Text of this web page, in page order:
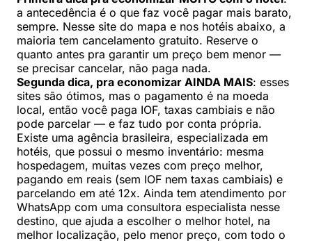
a antecedência é o que faz você pagar mais barato,
sempre. Nesse site do mapa e nos hotéis abaixo, a
maioria tem cancelamento gratuito. Reserve o
quanto antes pra garantir um preço bem menor —
se precisar cancelar, não paga nada.
Segunda dica, pra economizar AINDA MAIS: esses
sites são ótimos, mas o pagamento é na moeda
local, então você paga IOF, taxas cambiais e não
pode parcelar — e faz tudo por conta própria.
Existe uma agência brasileira, especializada em
hotéis, que possui o mesmo inventário: mesma
hospedagem, muitas vezes com preço melhor,
pagando em reais (sem IOF nem taxas cambiais) e
parcelando em até 12x. Ainda tem atendimento por
WhatsApp com uma consultora especialista nesse
destino, que ajuda a escolher o melhor hotel, na
melhor localização, pelo menor preço, com todo o